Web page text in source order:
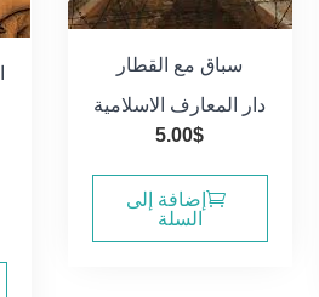
سباق مع القطار
دار المعارف الاسلامية
5.00$
إضافة إلى
السلة